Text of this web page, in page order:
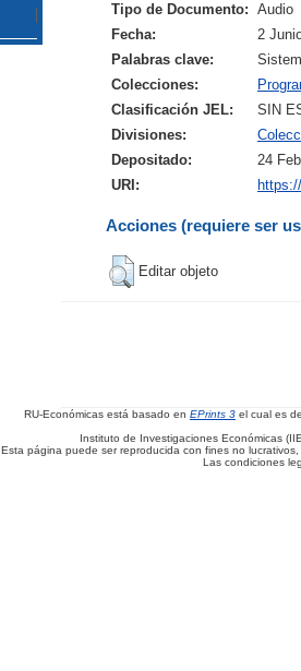
Tipo de Documento: Audio
Fecha:
2
Palabras clave:
Colecciones:
Clasificación JEL:
SIN
Divisiones:
Depositado:
24
URI:
Acciones (requiere ser
Editar objeto
RU-Económicas está basado en EPrints 3 el cual es
Instituto de Investigaciones Económicas
Esta página puede ser reproducida con fines no
Las condiciones